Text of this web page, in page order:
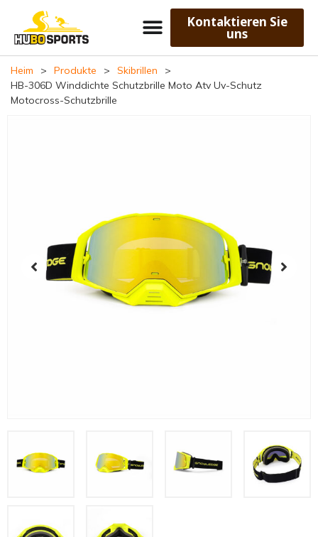
Kontaktieren Sie
uns
Heim > Produkte > Skibrillen
>
HB-306D Winddichte Schutzbrille Moto Atv Uv-Schutz
Motocross-Schutzbrille